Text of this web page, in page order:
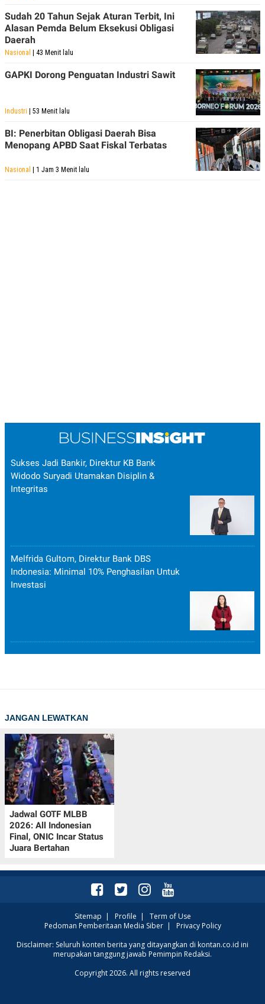
Sudah 20 Tahun Sejak Aturan Terbit, Ini
Alasan Pemda Belum Eksekusi Obligasi
Daerah
Nasional | 43 Menit lalu
GAPKI Dorong Penguatan Industri Sawit
Industri | 53 Menit lalu
BI: Penerbitan Obligasi Daerah Bisa
Menopang APBD Saat Fiskal Terbatas
Nasional | 1 Jam 3 Menit lalu
Sukses Jadi Bankir, Direktur KB Bank
Widodo Suryadi Utamakan Disiplin &
Integritas
Melfrida Gultom, Direktur Bank DBS
Indonesia: Minimal 10% Penghasilan Untuk
Investasi
JANGAN LEWATKAN
Jadwal GOTF MLBB
2026: All Indonesian
Final, ONIC Incar Status
Juara Bertahan
Sitemap | Profile | Term of Use
Pedoman Pemberitaan Media Siber| Privacy Policy
Disclaimer: Seluruh konten berita yang ditayangkan di kontan.co.id ini
merupakan tanggung jawab Pemimpin Redaksi.
Copyright 2026. All rights reserved